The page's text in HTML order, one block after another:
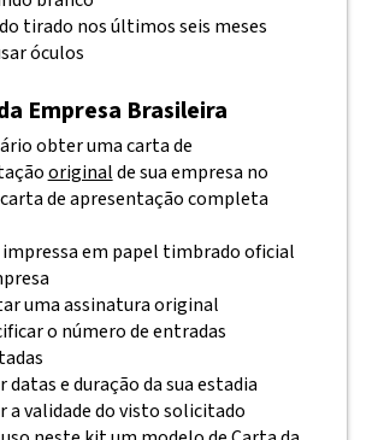
tirado nos últimos seis meses
óculos
Empresa Brasileira
obter uma carta de
originalde sua empresa no
de apresentação completa
em papel timbrado oficial
uma assinatura original
o número de entradas
datas e duração da sua estadia
a validade do visto solicitado